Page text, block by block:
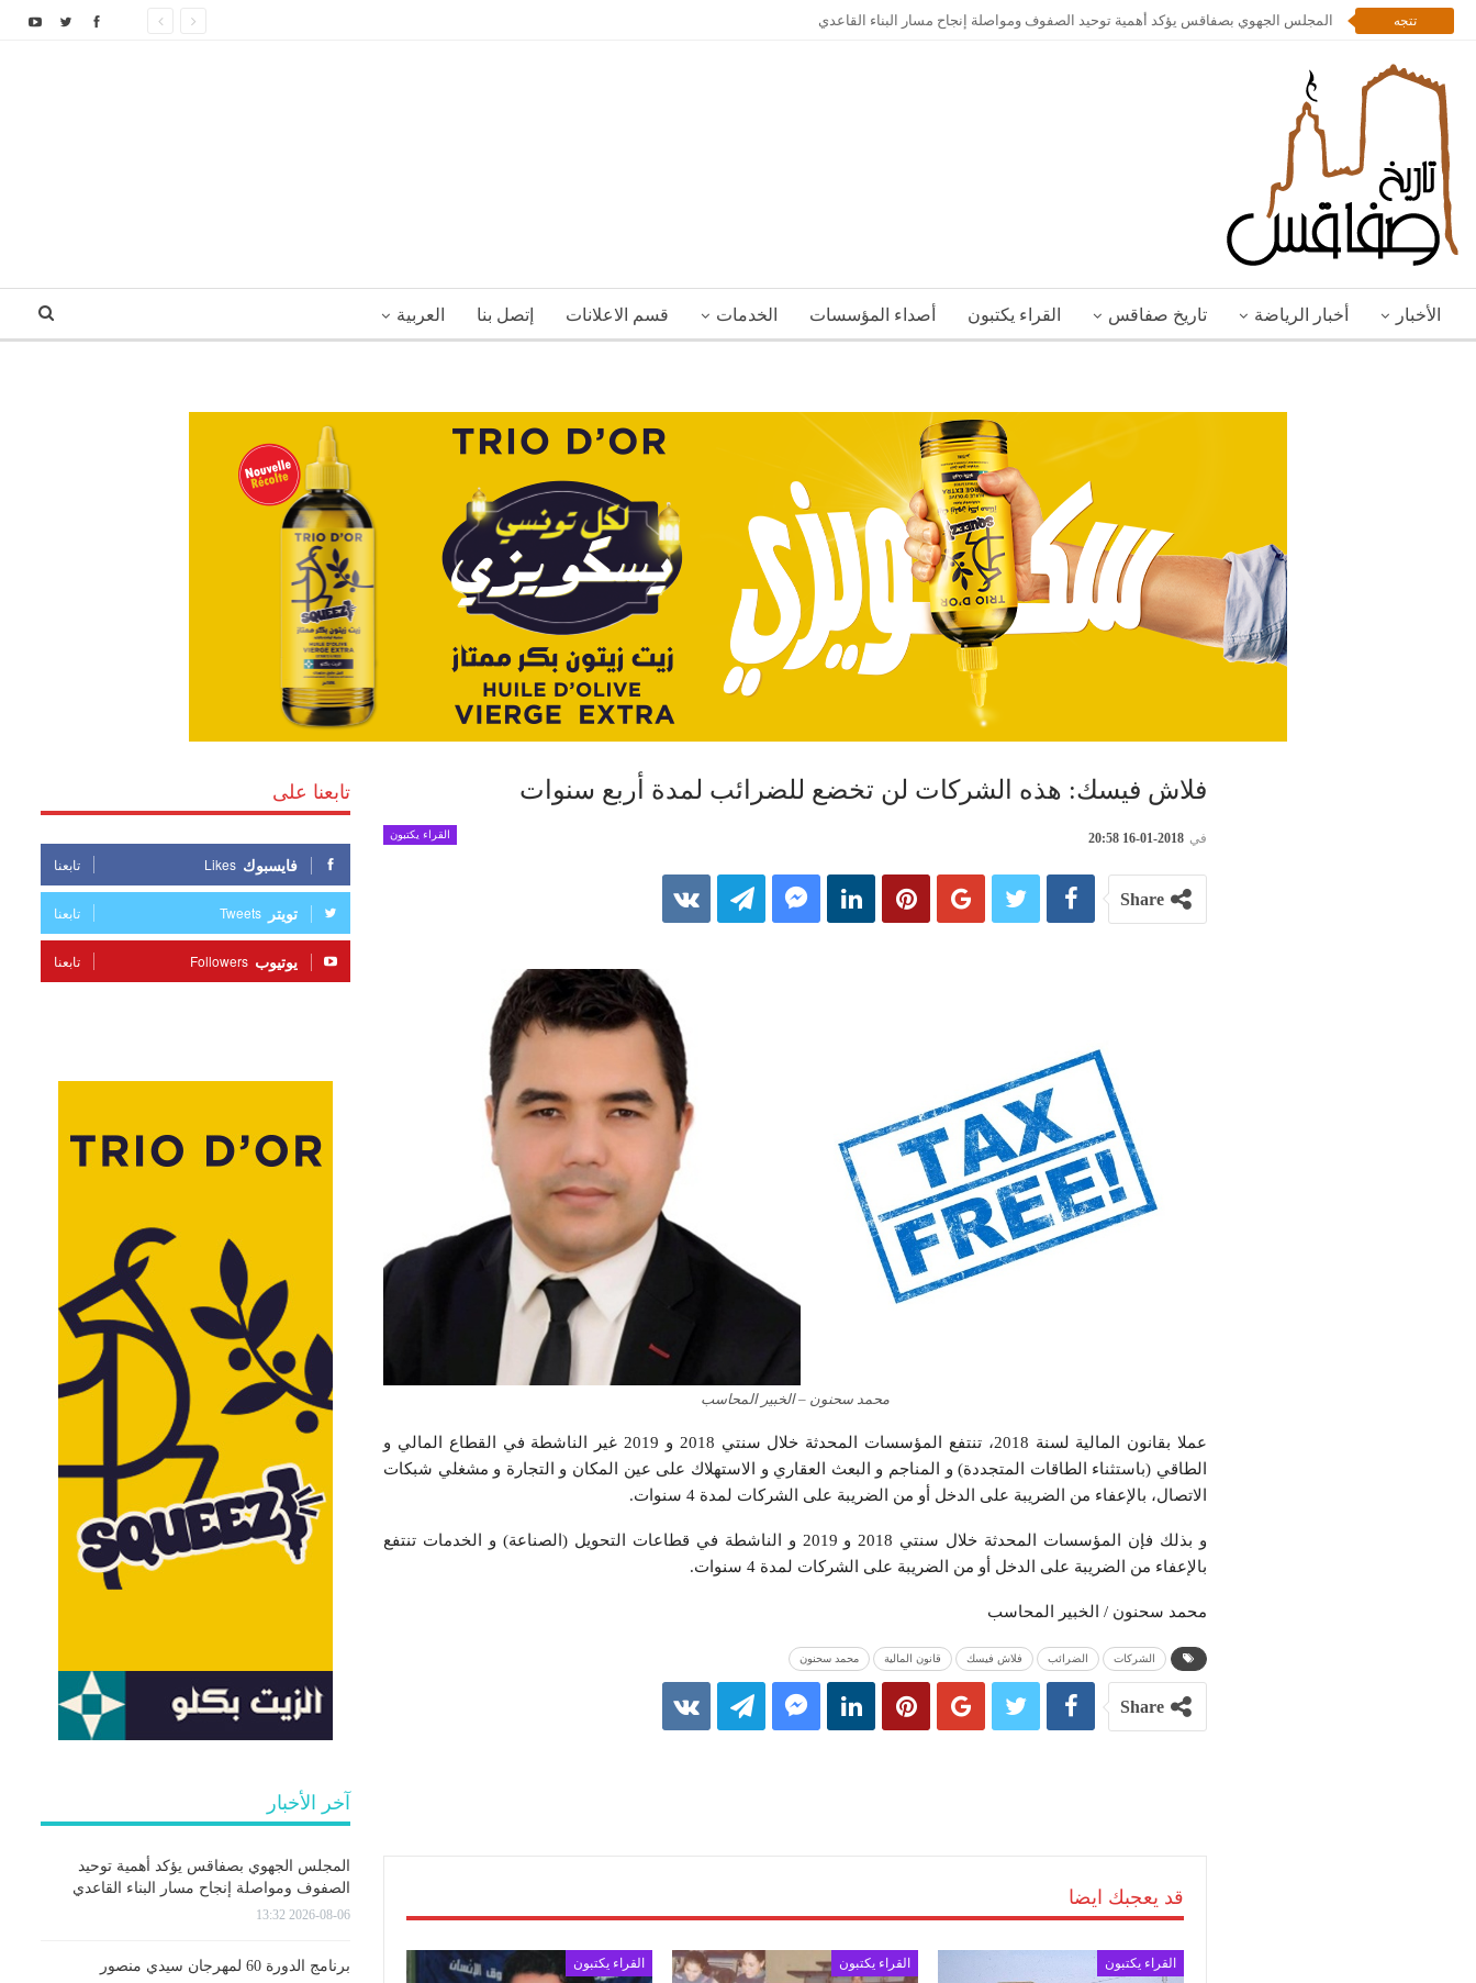
تتجه المجلس الجهوي بصفاقس يؤكد أهمية توحيد الصفوف ومواصلة إنجاح مسار البناء القاعدي
الأخبار أخبار الرياضة تاريخ صفاقس القراء يكتبون أصداء المؤسسات الخدمات قسم الاعلانات إتصل بنا العربية
فلاش فيسك: هذه الشركات لن تخضع للضرائب لمدة أربع سنوات
القراء يكتبون في 2018-01-16 20:58
Share
محمد سحنون – الخبير المحاسب
عملا بقانون المالية لسنة 2018، تنتفع المؤسسات المحدثة خلال سنتي 2018 و 2019 غير الناشطة في القطاع المالي و
الطاقي (باستثناء الطاقات المتجددة) و المناجم و البعث العقاري و الاستهلاك على عين المكان و التجارة و مشغلي شبكات
الاتصال، بالإعفاء من الضريبة على الدخل أو من الضريبة على الشركات لمدة 4 سنوات.
و بذلك فإن المؤسسات المحدثة خلال سنتي 2018 و 2019 و الناشطة في قطاعات التحويل (الصناعة) و الخدمات تنتفع
بالإعفاء من الضريبة على الدخل أو من الضريبة على الشركات لمدة 4 سنوات.
محمد سحنون / الخبير المحاسب
الشركات الضرائب فلاش فيسك قانون المالية محمد سحنون
Share
قد يعجبك ايضا
القراء يكتبون القراء يكتبون القراء يكتبون
تابعنا على
فايسبوك Likes تابعنا
تويتر Tweets تابعنا
يوتيوب Followers تابعنا
آخر الأخبار
المجلس الجهوي بصفاقس يؤكد أهمية توحيد
الصفوف ومواصلة إنجاح مسار البناء القاعدي
2026-08-06 13:32
برنامج الدورة 60 لمهرجان سيدي منصور